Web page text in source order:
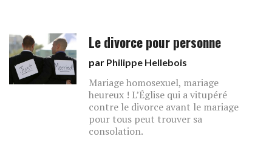
Le divorce pour personne
par Philippe Hellebois
Mariage homosexuel, mariage
heureux ! L’Église qui a vitupéré
contre le divorce avant le mariage
pour tous peut trouver sa
consolation.